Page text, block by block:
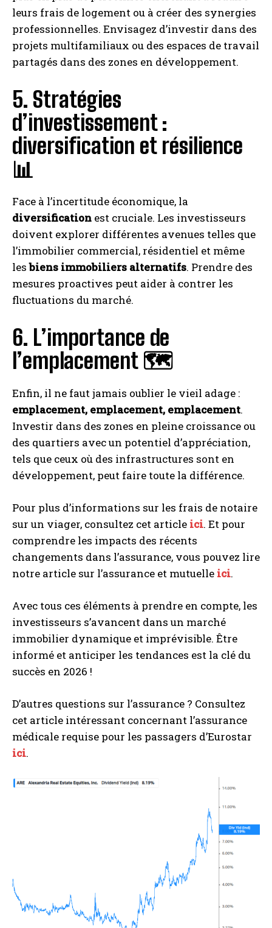
leurs frais de logement ou à créer des synergies
professionnelles. Envisagez d’investir dans des
projets multifamiliaux ou des espaces de travail
partagés dans des zones en développement.
5. Stratégies
d’investissement :
diversification et résilience
📊
Face à l’incertitude économique, la
diversification est cruciale. Les investisseurs
doivent explorer différentes avenues telles que
l’immobilier commercial, résidentiel et même
lesbiens immobiliers alternatifs. Prendre des
mesures proactives peut aider à contrer les
fluctuations du marché.
6. L’importance de
l’emplacement 🗺️
Enfin, il ne faut jamais oublier le vieil adage :
emplacement, emplacement, emplacement.
Investir dans des zones en pleine croissance ou
des quartiers avec un potentiel d’appréciation,
tels que ceux où des infrastructures sont en
développement, peut faire toute la différence.
Pour plus d’informations sur les frais de notaire
sur un viager, consultez cet article ici. Et pour
comprendre les impacts des récents
changements dans l’assurance, vous pouvez lire
notre article sur l’assurance et mutuelle ici.
Avec tous ces éléments à prendre en compte, les
investisseurs s’avancent dans un marché
immobilier dynamique et imprévisible. Être
informé et anticiper les tendances est la clé du
succès en 2026 !
D’autres questions sur l’assurance ? Consultez
cet article intéressant concernant l’assurance
médicale requise pour les passagers d’Eurostar
ici.